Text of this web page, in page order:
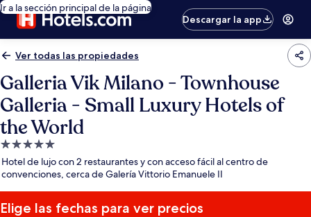
Ir a la sección principal de la página
Descargar la app
Ver todas las propiedades
Galleria Vik Milano - Townhouse
Galleria - Small Luxury Hotels of
the World
Propiedad
de
5.0
estrellas
Hotel de lujo con 2 restaurantes y con acceso fácil al centro de
convenciones, cerca de Galería Vittorio Emanuele II
Elige las fechas para ver precios